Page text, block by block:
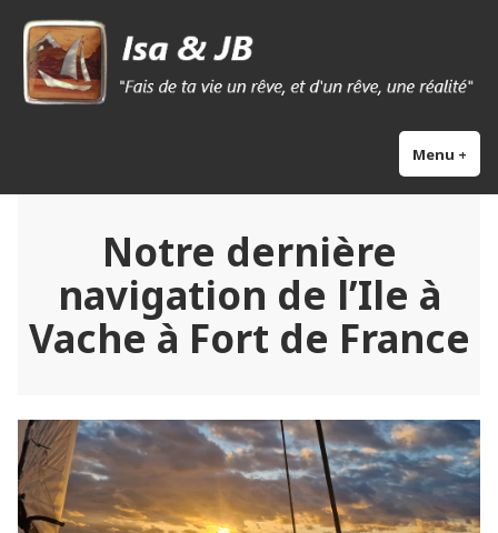
Skip
content
Isa & Jb blog
Menu +
Notre dernière
navigation de l’Ile à
Vache à Fort de France